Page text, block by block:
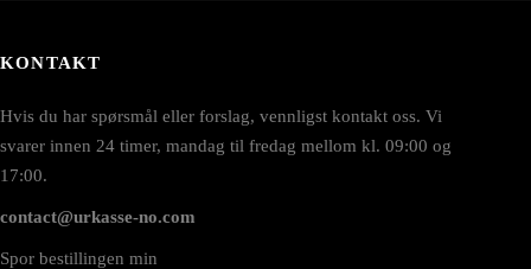
KONTAKT
Hvis du har spørsmål eller forslag, vennligst kontakt oss. Vi
svarer innen 24 timer, mandag til fredag mellom kl. 09:00 og
17:00.
contact@urkasse-no.com
Spor bestillingen min